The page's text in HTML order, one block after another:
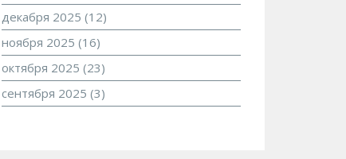
декабря 2025 (12)
ноября 2025 (16)
октября 2025 (23)
сентября 2025 (3)